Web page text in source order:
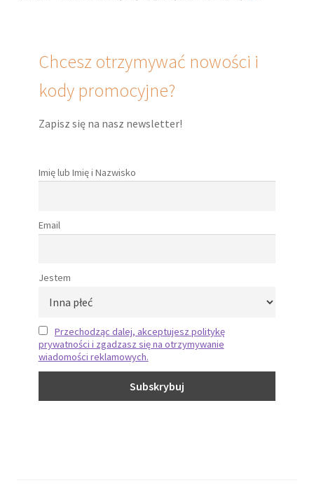
Chcesz otrzymywać nowości i
kody promocyjne?
Zapisz się na nasz newsletter!
Imię lub Imię i Nazwisko
Email
Jestem
Przechodząc dalej, akceptujesz politykę
prywatności i zgadzasz się na otrzymywanie
wiadomości reklamowych.